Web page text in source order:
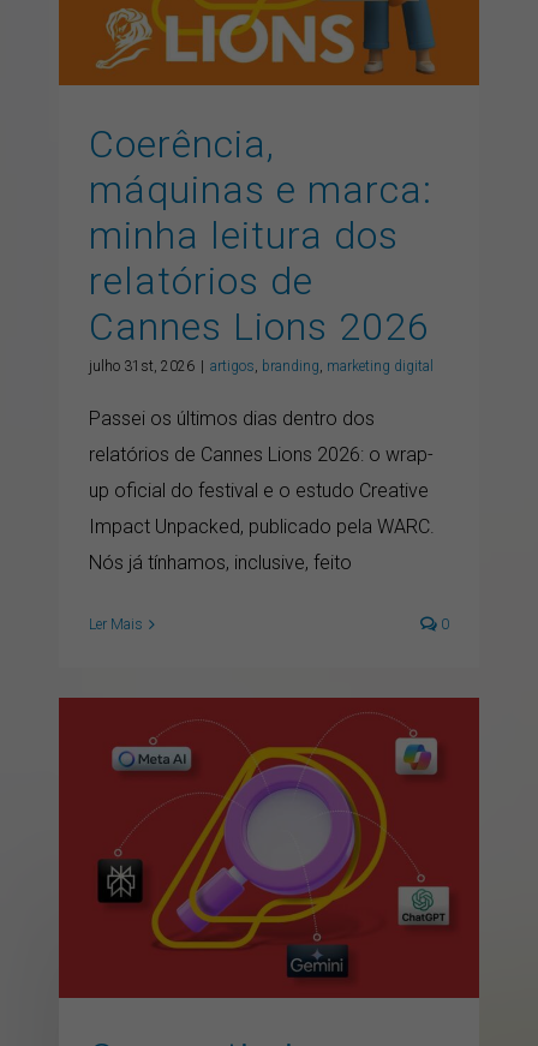
artigos branding marketing digital
Coerência,
máquinas e marca:
minha leitura dos
relatórios de
Cannes Lions 2026
julho 31st, 2026 artigos, branding, marketing digital
Passei os últimos dias dentro dos
relatórios de Cannes Lions 2026: o wrap-
up oficial do festival e o estudo Creative
Impact Unpacked, publicado pela WARC.
Nós já tínhamos, inclusive, feito
Ler Mais 0
Como otimizar seu
conteúdo para ser citado
por IAs: checklist prático
de GEO
GEO inbound marketing
inteligencia artificial
marketing marketing digital